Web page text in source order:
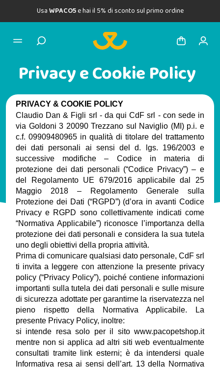
UsaWPACO5e hai il 5% di sconto sul primo ordine
Privacy e Cookie Policy
PRIVACY & COOKIE POLICY
Claudio Dan & Figli srl - da qui CdF srl - con sede in
via Goldoni 3 20090 Trezzano sul Naviglio (MI) p.i. e
c.f. 09909480965 in qualità di titolare del trattamento
dei dati personali ai sensi del d. lgs. 196/2003 e
successive modifiche – Codice in materia di
protezione dei dati personali (“Codice Privacy”) – e
del Regolamento UE 679/2016 applicabile dal 25
Maggio 2018 – Regolamento Generale sulla
Protezione dei Dati (“RGPD”) (d’ora in avanti Codice
Privacy e RGPD sono collettivamente indicati come
“Normativa Applicabile”) riconosce l’importanza della
protezione dei dati personali e considera la sua tutela
uno degli obiettivi della propria attività.
Prima di comunicare qualsiasi dato personale, CdF srl
ti invita a leggere con attenzione la presente privacy
policy (“Privacy Policy”), poiché contiene informazioni
importanti sulla tutela dei dati personali e sulle misure
di sicurezza adottate per garantirne la riservatezza nel
pieno rispetto della Normativa Applicabile. La
presente Privacy Policy, inoltre:
si intende resa solo per il sito www.pacopetshop.it
mentre non si applica ad altri siti web eventualmente
consultati tramite link esterni; è da intendersi quale
Informativa resa ai sensi dell’art. 13 della Normativa